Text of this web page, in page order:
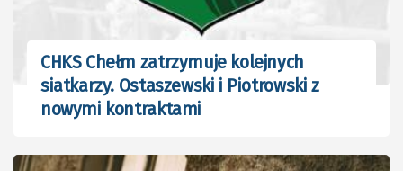
CHKS Chełm zatrzymuje kolejnych
siatkarzy. Ostaszewski i Piotrowski z
nowymi kontraktami